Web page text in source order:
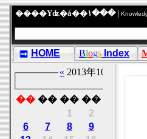
����Υʥ�å��١��� |
HOME Blogs Index